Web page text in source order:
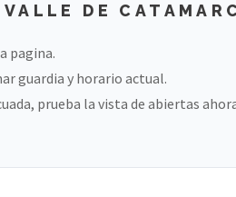
DE
pagina.
guardia y horario actual.
prueba la vista de abiertas